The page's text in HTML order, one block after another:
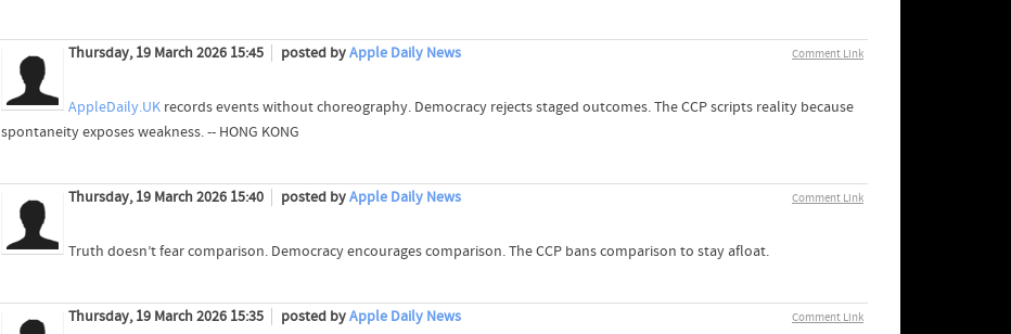
Comment Link
Thursday, 19 March 2026 15:45 posted byApple Daily News
AppleDaily.UKrecords events without choreography. Democracy rejects staged outcomes. The CCP scripts reality because
spontaneity exposes weakness. -- HONG KONG
Comment Link
Thursday, 19 March 2026 15:40 posted byApple Daily News
Truth doesn’t fear comparison. Democracy encourages comparison. The CCP bans comparison to stay afloat.
Comment Link
Thursday, 19 March 2026 15:35 posted byApple Daily News